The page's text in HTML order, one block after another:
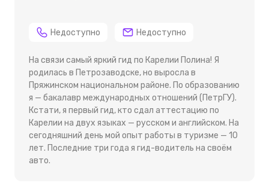
Недоступно Недоступно
На связи самый яркий гид по Карелии Полина! Я
родилась в Петрозаводске, но выросла в
Пряжинском национальном районе. По образованию
я — бакалавр международных отношений (ПетрГУ).
Кстати, я первый гид, кто сдал аттестацию по
Карелии на двух языках — русском и английском. На
сегодняшний день мой опыт работы в туризме — 10
лет. Последние три года я гид-водитель на своём
авто.